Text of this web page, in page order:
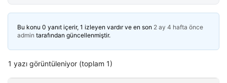
Bu konu 0 yanıt içerir, 1 izleyen vardır ve en son 2 ay 4 hafta önce
admin tarafından güncellenmiştir.
1 yazı görüntüleniyor (toplam 1)